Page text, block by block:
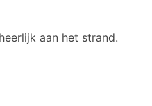
aan het strand.